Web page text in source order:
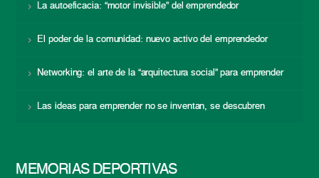
La autoeficacia: “motor invisible” del emprendedor
El poder de la comunidad: nuevo activo del emprendedor
Networking: el arte de la “arquitectura social” para emprender
Las ideas para emprender no se inventan, se descubren
MEMORIAS DEPORTIVAS